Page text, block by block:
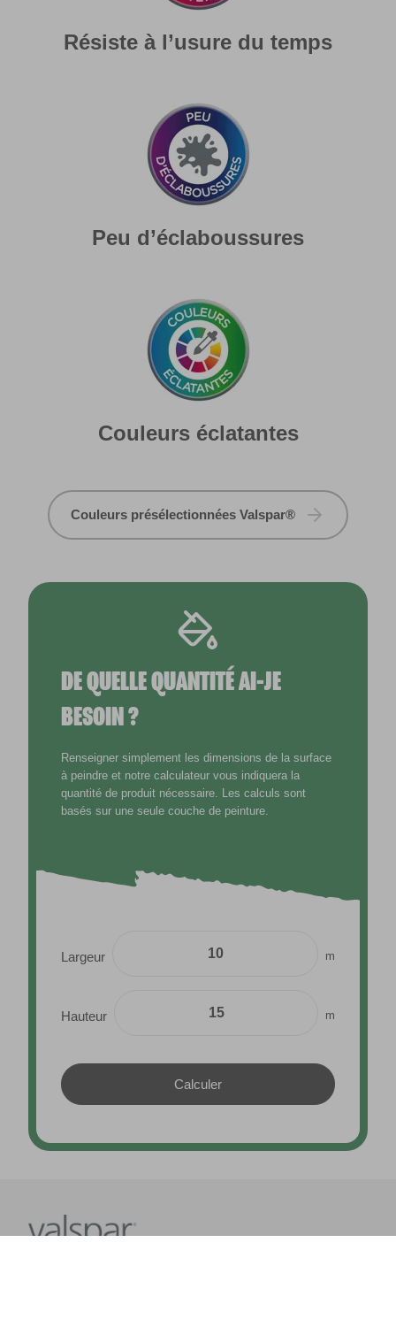
Résiste à l’usure du temps
Peu d’éclaboussures
Couleurs éclatantes
Couleurs présélectionnées Valspar®
DE QUELLE QUANTITÉ AI-JE
BESOIN ?
Renseigner simplement les dimensions de la surface
à peindre et notre calculateur vous indiquera la
quantité de produit nécessaire. Les calculs sont
basés sur une seule couche de peinture.
Largeur m
Hauteur m